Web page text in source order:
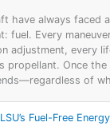
have always faced
fuel. Every
adjustment, every
propellant. Once
of
Fuel-Free